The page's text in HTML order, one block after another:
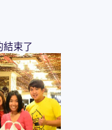
結束了